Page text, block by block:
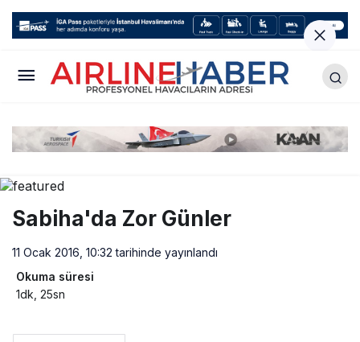
Sabiha'da Zor Günler
11 Ocak 2016, 10:32 tarihinde yayınlandı
Okuma süresi
1dk, 25sn